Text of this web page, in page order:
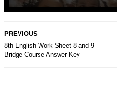
PREVIOUS
8th English Work Sheet 8 and 9
Bridge Course Answer Key